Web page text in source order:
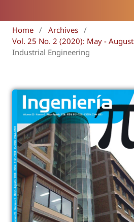
Home / Archives /
Vol. 25 No. 2 (2020): May - August
Industrial Engineering